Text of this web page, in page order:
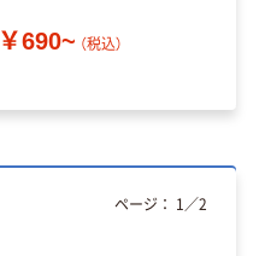
￥690~ （税込）
ページ： 1 ／2
証
本気プライス
100％ 200枚
ル 大王製紙共同
企画 オリジナル